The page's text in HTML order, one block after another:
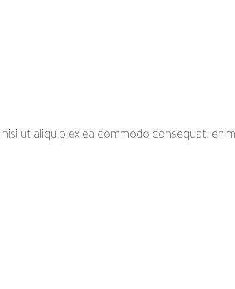
ut aliquip ex ea commodo consequat.